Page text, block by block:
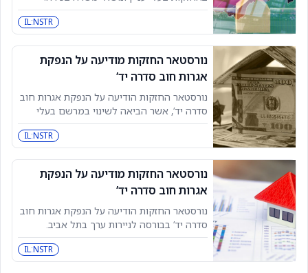
אורורה קפיטל החזקות, בעלת עניין בחברה,
הגדילה את החזקותיה במניות החברה בעקבות
רכישה בבורסה. השינוי התרחש ב-10
IL:NSTR
נורסטאר החזקות מודיעה על הנפקת
אגרות חוב סדרה יד’
נורסטאר החזקות הודיעה על הנפקת אגרות חוב
סדרה יד’, אשר הביאה לשינוי במרשם בעלי
ניירות הערך של החברה. ההנפקה כוללת גידול
בכמות אגרות החוב המוחזקות, מה שמצביע על
חיזוק מצבת
IL:NSTR
נורסטאר החזקות מודיעה על הנפקת
אגרות חוב סדרה יד’
נורסטאר החזקות הודיעה על הנפקת אגרות חוב
סדרה יד’ בבורסה לניירות ערך בתל אביב.
ההנפקה כוללת הגדלת כמות אגרות החוב
ל-119,775,000 יחידות, מה שמהווה גידול
משמעותי בכמות האגרות. שינוי זה
IL:NSTR